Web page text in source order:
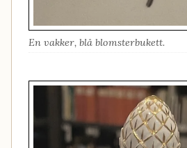
En vakker, blå blomsterbukett.